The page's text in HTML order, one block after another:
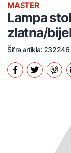
Lampa
zlatna/
MASTER
Šifra artikla: 232246